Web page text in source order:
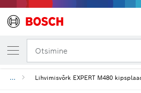
Otsimine
... Lihvimisvõrk EXPERT M480
SINU VALITUD TEISEND
EXPERT M480 lihvimisvõrk